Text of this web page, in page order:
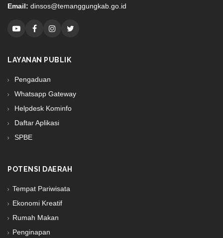
Email: dinsos@temanggungkab.go.id
LAYANAN PUBLIK
Pengaduan
Whatsapp Gateway
Helpdesk Kominfo
Daftar Aplikasi
SPBE
POTENSI DAERAH
Tempat Pariwisata
Ekonomi Kreatif
Rumah Makan
Penginapan